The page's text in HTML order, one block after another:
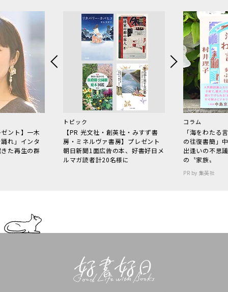
ント】一木
れ」インタ
た再生の群
トピック
【PR 光文社・創英社・みすず書
房・ミネルヴァ書房】プレゼント
朝日新聞1面広告の本、好書好日メ
ルマガ読者計20名様に
コラム
「海をわた
の往復書簡」
出逢いの不思
の〝家族〟
PR by 集英社